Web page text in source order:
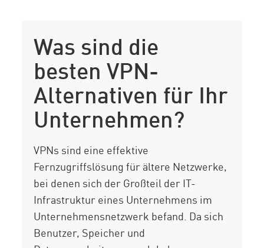
Was sind die
besten VPN-
Alternativen für Ihr
Unternehmen?
VPNs sind eine effektive
Fernzugriffslösung für ältere Netzwerke,
bei denen sich der Großteil der IT-
Infrastruktur eines Unternehmens im
Unternehmensnetzwerk befand. Da sich
Benutzer, Speicher und